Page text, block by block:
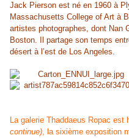
Jack Pierson est né en 1960 à
Massachusetts College of Art à
artistes photographes, dont Nan
Boston. Il partage son temps
désert à l’est de Los Angeles.
La galerie Thaddaeus Ropac est
continue), la sixième exposition